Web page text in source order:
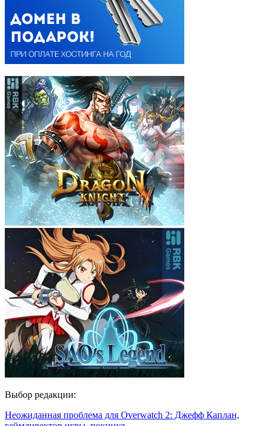
Выбор редакции:
Неожиданная проблема для Overwatch 2: Джефф Каплан,